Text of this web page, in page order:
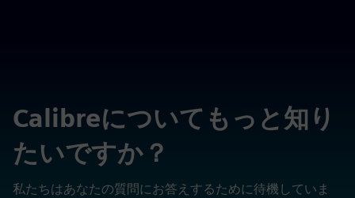
Calibreについてもっと知り
たいですか？
私たちはあなたの質問にお答えするために待機していま